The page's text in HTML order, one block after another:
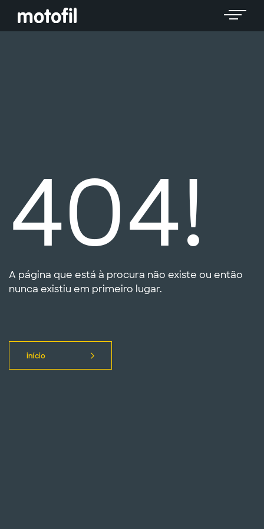
404!
A página que está à procura não existe ou então
nunca existiu em primeiro lugar.
início